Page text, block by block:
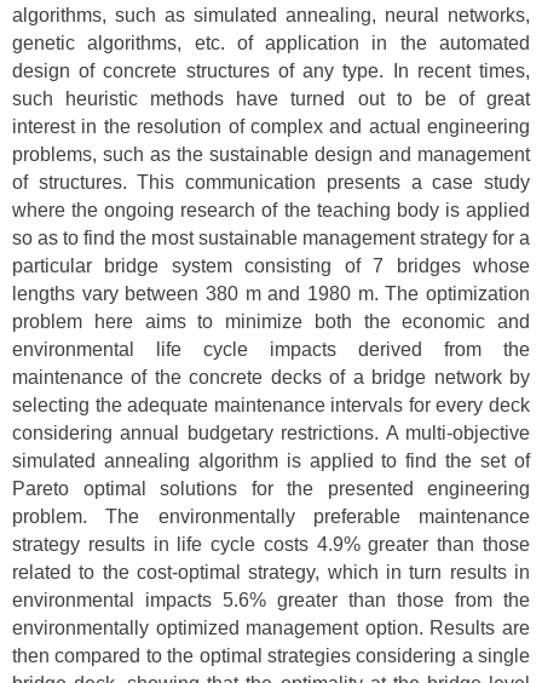
algorithms, such as simulated annealing, neural networks,
genetic algorithms, etc. of application in the automated
design of concrete structures of any type. In recent times,
such heuristic methods have turned out to be of great
interest in the resolution of complex and actual engineering
problems, such as the sustainable design and management
of structures. This communication presents a case study
where the ongoing research of the teaching body is applied
so as to find the most sustainable management strategy for a
particular bridge system consisting of 7 bridges whose
lengths vary between 380 m and 1980 m. The optimization
problem here aims to minimize both the economic and
environmental life cycle impacts derived from the
maintenance of the concrete decks of a bridge network by
selecting the adequate maintenance intervals for every deck
considering annual budgetary restrictions. A multi-objective
simulated annealing algorithm is applied to find the set of
Pareto optimal solutions for the presented engineering
problem. The environmentally preferable maintenance
strategy results in life cycle costs 4.9% greater than those
related to the cost-optimal strategy, which in turn results in
environmental impacts 5.6% greater than those from the
environmentally optimized management option. Results are
then compared to the optimal strategies considering a single